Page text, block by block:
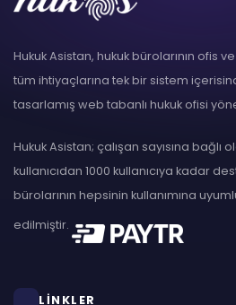
Hukuk Asistan, hukuk bürolarının ofis
tüm ihtiyaçlarına tek bir sistem
tasarlamış web tabanlı hukuk ofisi
Hukuk Asistan; çalışan sayısına bağlı
kullanıcıdan 1000 kullanıcıya kadar
bürolarının hepsinin kullanımına
edilmiştir.
LİNKLER